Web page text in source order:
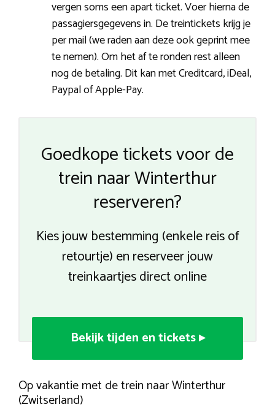
vergen soms een apart ticket. Voer hierna de
passagiersgegevens in. De treintickets krijg je
per mail (we raden aan deze ook geprint mee
te nemen). Om het af te ronden rest alleen
nog de betaling. Dit kan met Creditcard, iDeal,
Paypal of Apple-Pay.
Goedkope tickets voor de
trein naar Winterthur
reserveren?
Kies jouw bestemming (enkele reis of
retourtje) en reserveer jouw
treinkaartjes direct online
Bekijk tijden en tickets ▸
Op vakantie met de trein naar Winterthur
(Zwitserland)